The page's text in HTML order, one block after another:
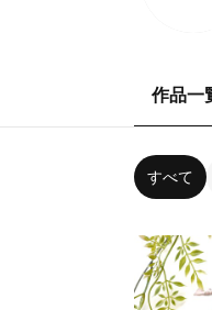
作品一
すべて